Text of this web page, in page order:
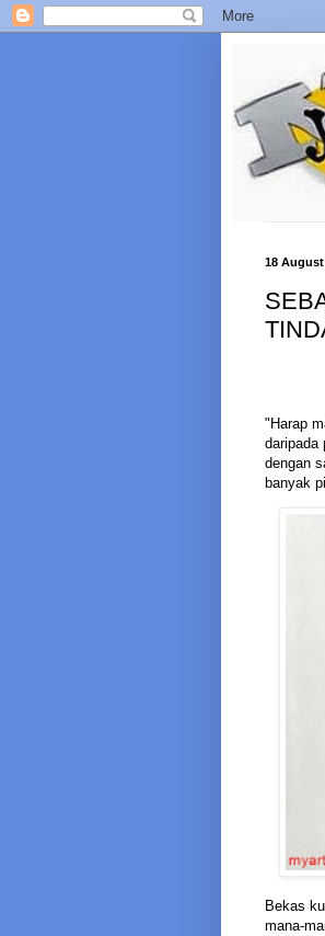
18 August
"Harap
daripada
dengan
banyak
Bekas
mana-